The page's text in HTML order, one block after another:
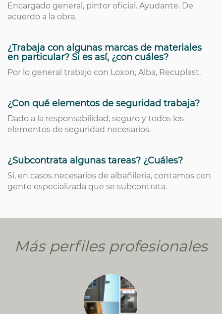
Encargado general, pintor oficial. Ayudante. De
acuerdo a la obra.
¿Trabaja con algunas marcas de materiales
en particular? Si es así, ¿con cuáles?
Por lo general trabajo con Loxon, Alba, Recuplast.
¿Con qué elementos de seguridad trabaja?
Dado a la responsabilidad, seguro y todos los
elementos de seguridad necesarios.
¿Subcontrata algunas tareas? ¿Cuáles?
Si, en casos necesarios de albañileria, contamos con
gente especializada que se subcontrata.
Más perfiles profesionales